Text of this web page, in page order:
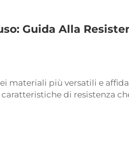
Guida Alla
materiali più versatili e
di resistenza
Comprendere le